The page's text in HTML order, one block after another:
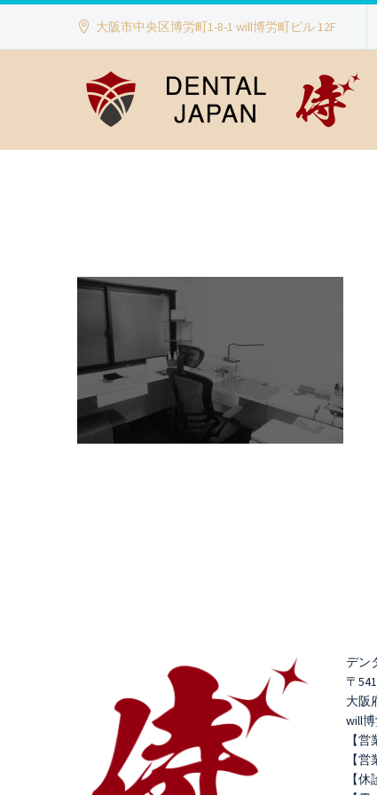
大阪市中央区博労町1-8-1 will博労町ビル 12F
デン
〒
大阪
will
【
【
【